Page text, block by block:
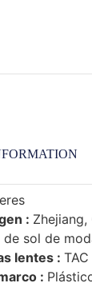
: Zhejiang,
de sol de
lentes : TAC
: